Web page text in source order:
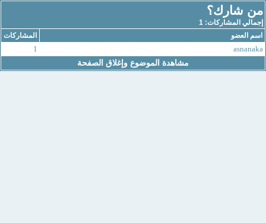
من شارك؟
إجمالي المشاركات: 1
اسم العضو
المشاركات
asnanaka
1
مشاهدة الموضوع وإغلاق الصفحة